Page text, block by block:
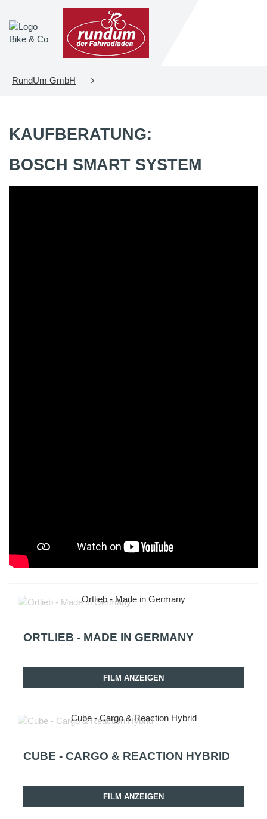
RundUm GmbH
KAUFBERATUNG:
BOSCH SMART SYSTEM
Ortlieb - Made in Germany
ORTLIEB - MADE IN GERMANY
FILM ANZEIGEN
Cube - Cargo & Reaction Hybrid
CUBE - CARGO & REACTION HYBRID
FILM ANZEIGEN